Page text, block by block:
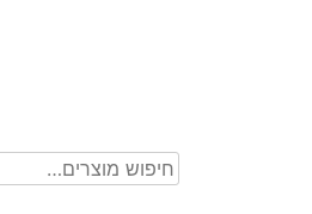
חיפוש
עבור: